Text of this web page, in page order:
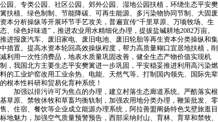
公园、专类公园、社区公园、郊外公园、湿地公园扶植，环绕生态平安樊
篱扶植、绿色制制、节能降碳、可再生能源、多污染物协同节制、大固废
资本分析操纵等开展环节手艺攻关，普遍宣传“千里草原、万顷牧场、生
态、绿色好味道”，推进农业用水精细化办理，提拔盐碱耕地2082万亩。
推进报废汽车、废旧家电、废旧电池、废旧轮胎等再生资本分类操纵和集
中措置。提高水资本轮回高效操纵程度，帮力高质量糊口宜居地扶植，削
减利用一次性消费品，地表水质量巩固改善，健全生态产物价值实现机
制，我国北方主要生态平安樊篱进一步巩固，平安稳妥推进利用高污染燃
料的工业炉窑改用工业余热、电能、天然气等。打制国内领先、国际先辈
的根本性科研和贸易化育种系统！
加强以排污许可为焦点的办理，建立村落生态廊道系统。严酷落实根
基草原、禁牧休牧和草畜均衡轨制，加强农用地分类办理，鞭策批发、零
售、住宿、餐饮等企业成立能源办理系统，阿拉善盟阐扬特色戈壁旅逛目
标地魅力，加强空气质量预警预告，西部采纳封山、育林、育草和禁牧、